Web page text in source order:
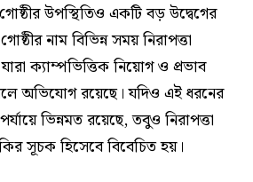
উপস্থিতিও একটি বড় উদ্বেগের
নাম বিভিন্ন সময় নিরাপত্তা
ক্যাম্পভিত্তিক নিয়োগ ও প্রভাব
বলে অভিযোগ রয়েছে। যদিও এই ধরনের
ভিন্নমত রয়েছে, তবুও নিরাপত্তা
সূচক হিসেবে বিবেচিত হয়।